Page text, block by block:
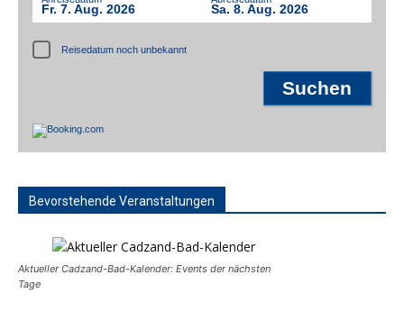
Fr. 7. Aug. 2026 Sa. 8. Aug. 2026
Reisedatum noch unbekannt
Bevorstehende Veranstaltungen
Aktueller Cadzand-Bad-Kalender: Events der nächsten
Tage